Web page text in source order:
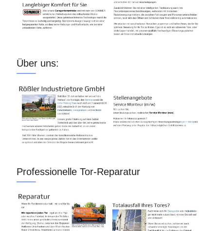
Über uns:
Professionelle Tor-Reparatur